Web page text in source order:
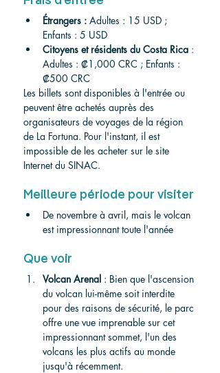
Étrangers : Adultes : 15 USD ;
Enfants : 5 USD
Citoyens et résidents du Costa Rica :
Adultes : ₡1,000 CRC ; Enfants :
₡500 CRC
Les billets sont disponibles à l'entrée ou
peuvent être achetés auprès des
organisateurs de voyages de la région
de La Fortuna. Pour l'instant, il est
impossible de les acheter sur le site
Internet du SINAC.
Meilleure période pour visiter
De novembre à avril, mais le volcan
est impressionnant toute l'année
Que voir
Volcan Arenal : Bien que l'ascension
du volcan lui-même soit interdite
pour des raisons de sécurité, le parc
offre une vue imprenable sur cet
impressionnant sommet, l'un des
volcans les plus actifs au monde
jusqu'à récemment.